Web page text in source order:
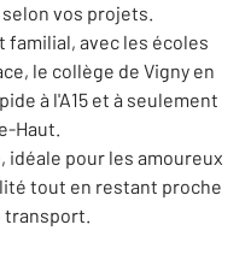
vos projets.
avec les écoles
le collège de Vigny en
à l'A15 et à seulement
Haut.
idéale pour les amoureux
tout en restant proche
transport.